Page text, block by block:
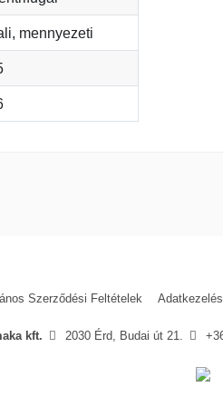
mennyezeti
egész épületeket képesek ellátni.
a különböző igényeknek. A
áll, akik bármilyen
és megbízhatóságot jelent,
fejlesztik termékeiket a
Szerződési Feltételek
kft. 2030 Érd, Budai út 21.